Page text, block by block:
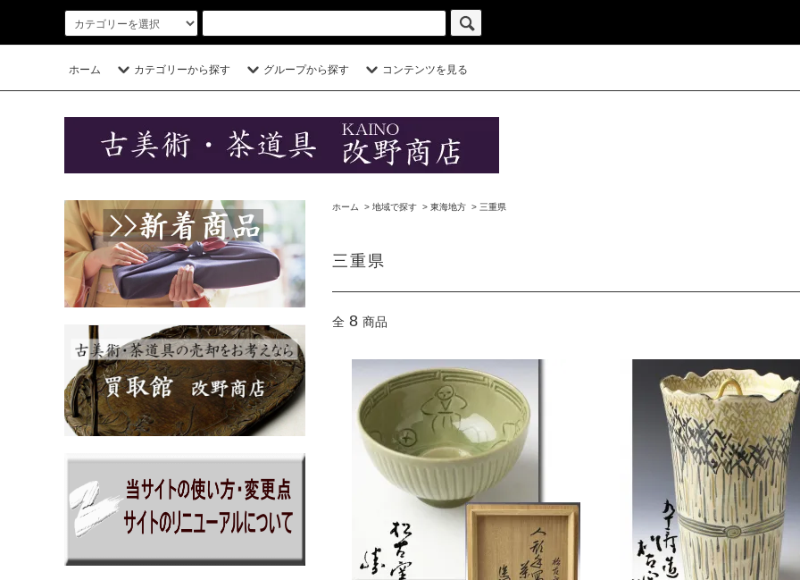
ホーム カテゴリーから探す グループから探す コンテンツを見る
ホーム > 地域で探す > 東海地方 > 三重県
三重県
全 8 商品